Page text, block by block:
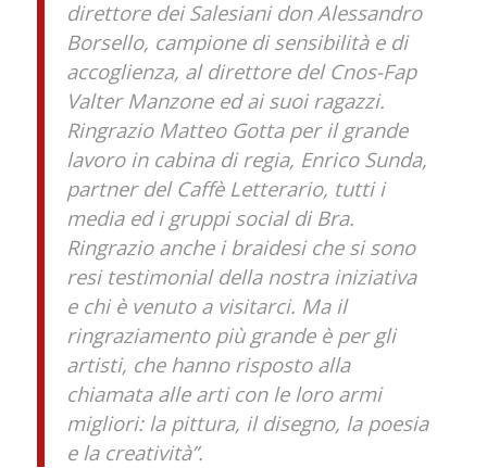
direttore dei Salesiani don Alessandro
Borsello, campione di sensibilità e di
accoglienza, al direttore del Cnos-Fap
Valter Manzone ed ai suoi ragazzi.
Ringrazio Matteo Gotta per il grande
lavoro in cabina di regia, Enrico Sunda,
partner del Caffè Letterario, tutti i
media ed i gruppi social di Bra.
Ringrazio anche i braidesi che si sono
resi testimonial della nostra iniziativa
e chi è venuto a visitarci. Ma il
ringraziamento più grande è per gli
artisti, che hanno risposto alla
chiamata alle arti con le loro armi
migliori: la pittura, il disegno, la poesia
e la creatività”.